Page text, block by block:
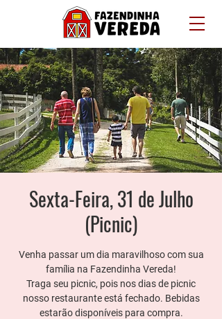
Sexta-Feira, 31 de Julho
(Picnic)
Venha passar um dia maravilhoso com sua
família na Fazendinha Vereda!
Traga seu picnic, pois nos dias de picnic
nosso restaurante está fechado. Bebidas
estarão disponíveis para compra.